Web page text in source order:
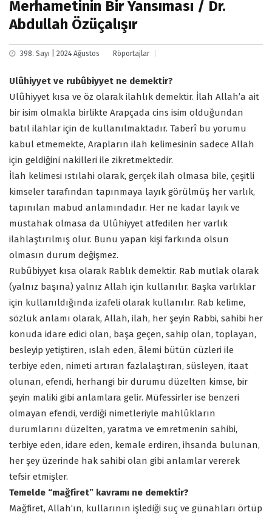
Merhametinin Bir Yansıması / Dr.
Abdullah Özüçalışır
398. Sayı | 2024 Ağustos Röportajlar
Ulûhiyyet ve rubûbiyyet ne demektir?
Ulûhiyyet kısa ve öz olarak ilahlık demektir. İlah Allah’a ait
bir isim olmakla birlikte Arapçada cins isim olduğundan
batıl ilahlar için de kullanılmaktadır. Taberî bu yorumu
kabul etmemekte, Arapların ilah kelimesinin sadece Allah
için geldiğini nakilleri ile zikretmektedir.
İlah kelimesi ıstılahi olarak, gerçek ilah olmasa bile, çeşitli
kimseler tarafından tapınmaya layık görülmüş her varlık,
tapınılan mabud anlamındadır. Her ne kadar layık ve
müstahak olmasa da Ulûhiyyet atfedilen her varlık
ilahlaştırılmış olur. Bunu yapan kişi farkında olsun
olmasın durum değişmez.
Rubûbiyyet kısa olarak Rablık demektir. Rab mutlak olarak
(yalnız başına) yalnız Allah için kullanılır. Başka varlıklar
için kullanıldığında izafeli olarak kullanılır. Rab kelime,
sözlük anlamı olarak, Allah, ilah, her şeyin Rabbi, sahibi her
konuda idare edici olan, başa geçen, sahip olan, toplayan,
besleyip yetiştiren, ıslah eden, âlemi bütün cüzleri ile
terbiye eden, nimeti artıran fazlalaştıran, süsleyen, itaat
olunan, efendi, herhangi bir durumu düzelten kimse, bir
şeyin maliki gibi anlamlara gelir. Müfessirler ise benzeri
olmayan efendi, verdiği nimetleriyle mahlûkların
durumlarını düzelten, yaratma ve emretmenin sahibi,
terbiye eden, idare eden, kemale erdiren, ihsanda bulunan,
her şey üzerinde hak sahibi olan gibi anlamlar vererek
tefsir etmişler.
Temelde “mağfiret” kavramı ne demektir?
Mağfiret, Allah’ın, kullarının işlediği suç ve günahları örtüp